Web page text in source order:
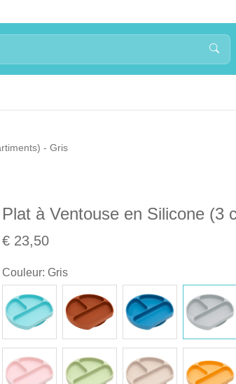
- Gris
Plat à Ventouse en Silicone (3
€ 23,50
Couleur: Gris